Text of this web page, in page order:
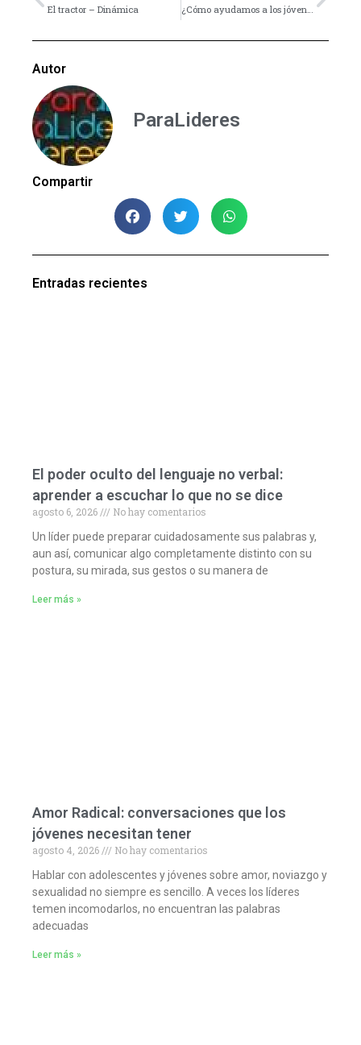
El tractor – Dinámica ¿Cómo ayudamos a los jóvenes a descubrir su propósito en Dios?
Autor
ParaLideres
Compartir
Entradas recientes
El poder oculto del lenguaje no verbal:
aprender a escuchar lo que no se dice
agosto 6, 2026
No hay comentarios
Un líder puede preparar cuidadosamente sus palabras y,
aun así, comunicar algo completamente distinto con su
postura, su mirada, sus gestos o su manera de
Leer más »
Amor Radical: conversaciones que los
jóvenes necesitan tener
agosto 4, 2026
No hay comentarios
Hablar con adolescentes y jóvenes sobre amor, noviazgo y
sexualidad no siempre es sencillo. A veces los líderes
temen incomodarlos, no encuentran las palabras
adecuadas
Leer más »